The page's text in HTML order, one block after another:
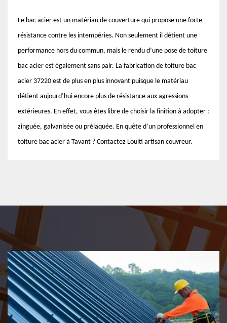
Le bac acier est un matériau de couverture qui propose une forte
résistance contre les intempéries. Non seulement il détient une
performance hors du commun, mais le rendu d’une pose de toiture
bac acier est également sans pair. La fabrication de toiture bac
acier 37220 est de plus en plus innovant puisque le matériau
détient aujourd’hui encore plus de résistance aux agressions
extérieures. En effet, vous êtes libre de choisir la finition à adopter :
zinguée, galvanisée ou prélaquée. En quête d’un professionnel en
toiture bac acier à Tavant ? Contactez Louiti artisan couvreur.